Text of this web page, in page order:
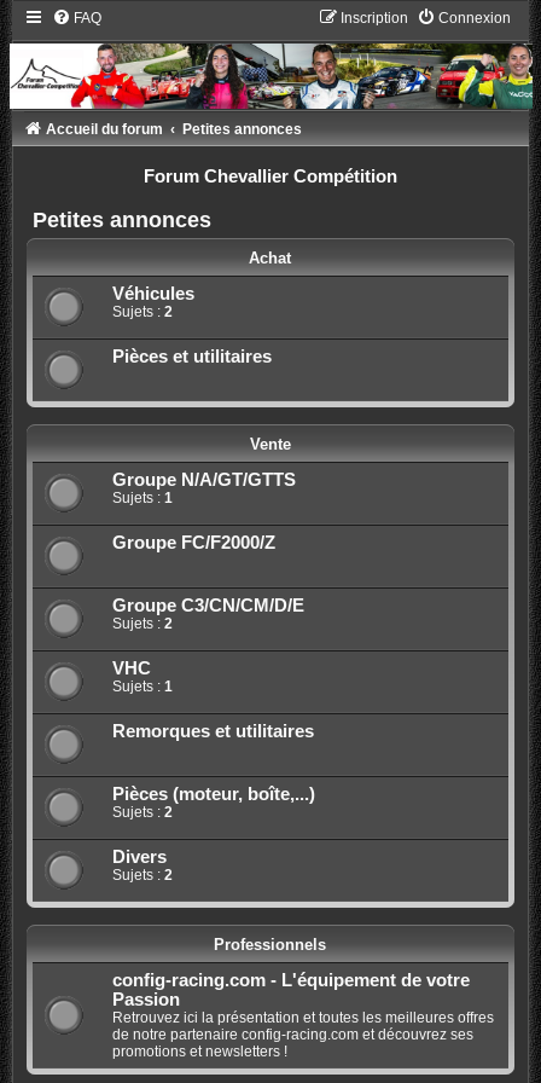
FAQ Connexion
Inscription
Accueil du forum Petites annonces
Forum Chevallier Compétition
Petites annonces
Achat
Véhicules
Sujets : 2
Pièces et utilitaires
Vente
Groupe N/A/GT/GTTS
Sujets : 1
Groupe FC/F2000/Z
Groupe C3/CN/CM/D/E
Sujets : 2
VHC
Sujets : 1
Remorques et utilitaires
Pièces (moteur, boîte,...)
Sujets : 2
Divers
Sujets : 2
Professionnels
config-racing.com - L'équipement de votre
Passion
Retrouvez ici la présentation et toutes les meilleures offres
de notre partenaire config-racing.com et découvrez ses
promotions et newsletters !